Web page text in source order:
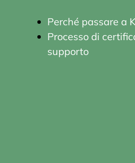
Perché passare a
Processo di
supporto